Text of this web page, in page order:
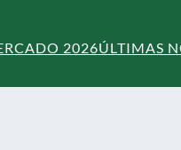
2026ÚLTIMAS